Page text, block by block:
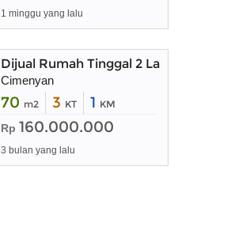
1 minggu yang lalu
Dijual Rumah Tinggal 2 Lantai
Cimenyan
70 m2 3 KT 1 KM
Rp 160.000.000
3 bulan yang lalu